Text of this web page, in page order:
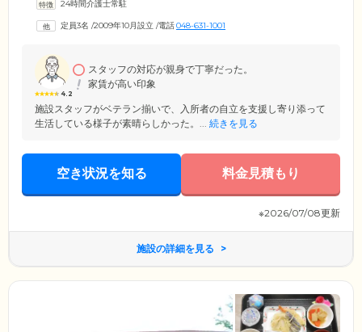
す。共有スペースには畳のお部屋があるので、ご自宅のようにホッとく
介助を受ける方の安全と快適さを最優先にし、二方向からの介助が可能
いたします。
24時間介護士常駐
定員3名 /2009年10月設立 /電話048-631-1001
4.2
スタッフの対応が親身で丁寧だった。
家賃が高い印象
施設スタッフがベテラン揃いで、入所者の自立を支援し寄り添って
生活している様子が素晴らしかった。... 続きを見る
空き状況を知る 料金見積もり
※2026/07/08更新
施設の詳細を見る